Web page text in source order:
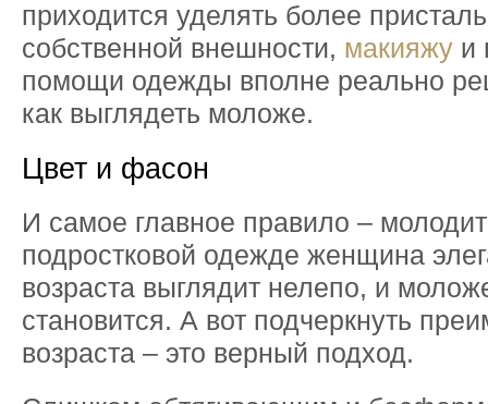
приходится уделять более
собственной внешности, макияжу и
помощи одежды вполне реально
как выглядеть моложе.
Цвет и фасон
И самое главное правило –
подростковой одежде женщина
возраста выглядит нелепо, и
становится. А вот подчеркнуть
возраста – это верный подход.